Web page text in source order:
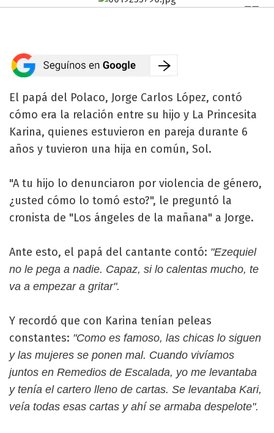
El papá del Polaco, Jorge Carlos López, contó
cómo era la relación entre su hijo y La Princesita
Karina, quienes estuvieron en pareja durante 6
años y tuvieron una hija en común, Sol.
"A tu hijo lo denunciaron por violencia de género,
¿usted cómo lo tomó esto?", le preguntó la
cronista de "Los ángeles de la mañana" a Jorge.
Ante esto, el papá del cantante contó: "Ezequiel
no le pega a nadie. Capaz, si lo calentas mucho, te
va a empezar a gritar".
Y recordó que con Karina tenían peleas
constantes: "Como es famoso, las chicas lo siguen
y las mujeres se ponen mal. Cuando vivíamos
juntos en Remedios de Escalada, yo me levantaba
y tenía el cartero lleno de cartas. Se levantaba Kari,
veía todas esas cartas y ahí se armaba despelote".